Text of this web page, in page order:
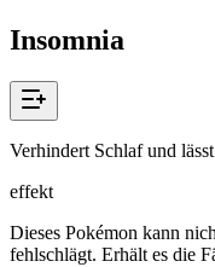
Insomnia
Verhindert Schlaf und
effekt
Dieses Pokémon kann
fehlschlägt. Erhält es die